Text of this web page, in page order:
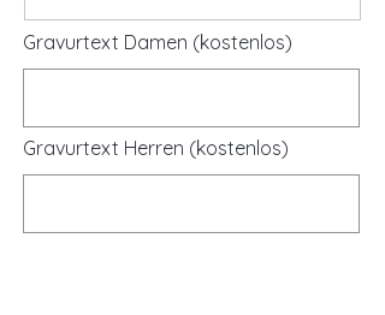
Gravurtext Damen (kostenlos)
Gravurtext Herren (kostenlos)